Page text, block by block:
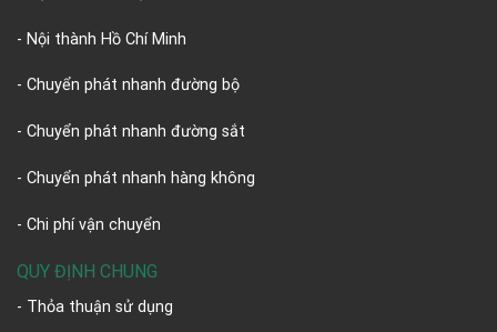
- Nội thành Hồ Chí Minh
- Chuyển phát nhanh đường bộ
- Chuyển phát nhanh đường sắt
- Chuyển phát nhanh hàng không
- Chi phí vận chuyển
QUY ĐỊNH CHUNG
- Thỏa thuận sử dụng